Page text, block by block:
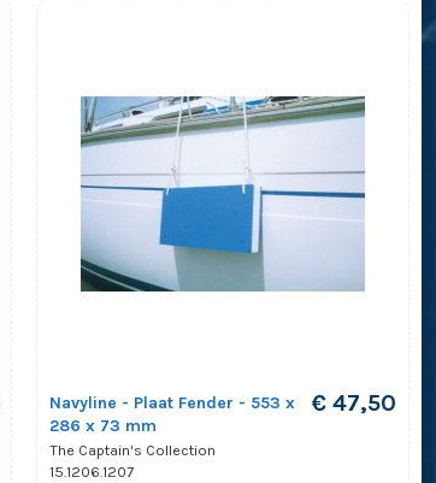
Navyline - Plaat Fender - 553 x
286 x 73 mm
The Captain's Collection
15.1206.1207
€ 47,50